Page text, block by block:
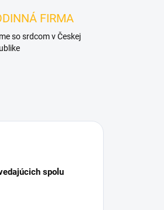
FIRMA
so srdcom v Českej
spolu